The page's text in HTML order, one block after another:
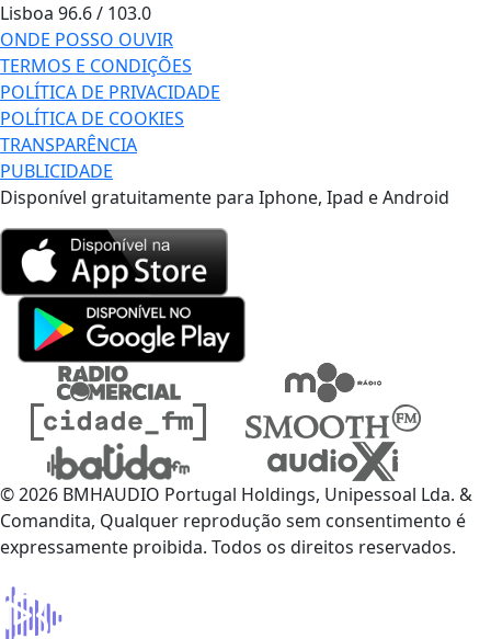
Lisboa 96.6 / 103.0
ONDE POSSO OUVIR
TERMOS E CONDIÇÕES
POLÍTICA DE PRIVACIDADE
POLÍTICA DE COOKIES
TRANSPARÊNCIA
PUBLICIDADE
Disponível gratuitamente para Iphone, Ipad e Android
© 2026 BMHAUDIO Portugal Holdings, Unipessoal Lda. &
Comandita, Qualquer reprodução sem consentimento é
expressamente proibida. Todos os direitos reservados.